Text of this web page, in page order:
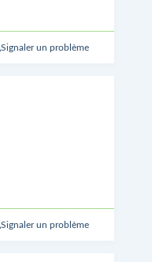
Signaler un problème
Signaler un problème